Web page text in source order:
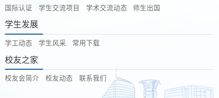
国际认证 学生交流项目 学术交流动态 师生出国
学生发展
学工动态 学生风采 常用下载
校友之家
校友会简介 校友动态 联系我们